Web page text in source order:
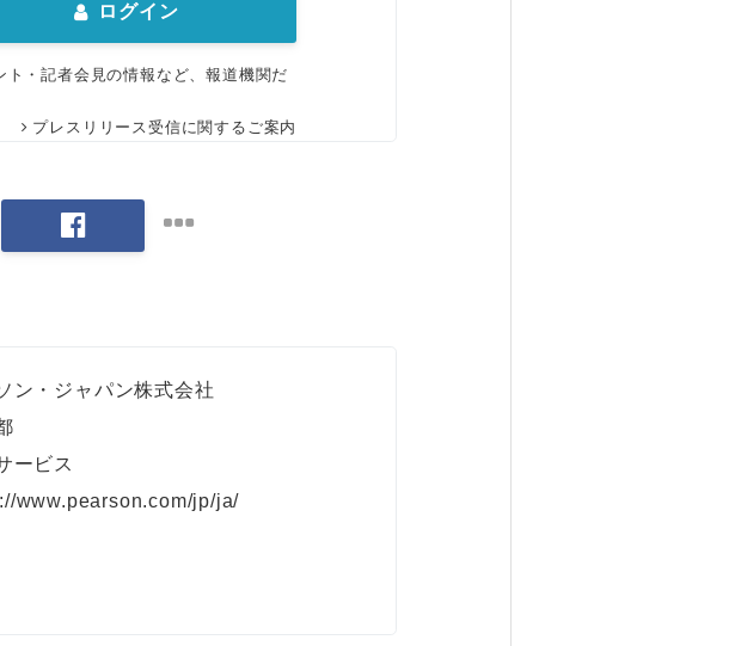
ログイン
・記者会見の情報など、報道機関だ
プレスリリース受信に関するご案内
ン・ジャパン株式会社
ービス
www.pearson.com/jp/ja/